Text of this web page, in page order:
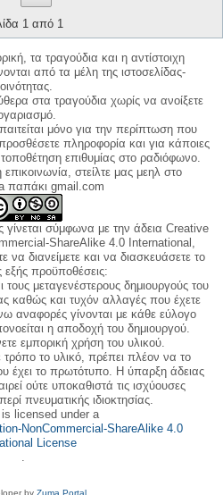
1 από 1
τα τραγούδια και η αντίστοιχη
από τα μέλη της ιστοσελίδας-
στα τραγούδια χωρίς να ανοίξετε
μόνο για την περίπτωση που
πληροφορία και για κάποιες
επιθυμίας στο ραδιόφωνο.
στείλτε μας μεηλ στο
παπάκι gmail.com
γίνεται σύμφωνα με την άδεια Creative
ShareAlike 4.0 International,
διανείμετε και να διασκευάσετε το
εξής προϋποθέσεις:
μεταγενέστερους δημιουργούς του
καθώς και τυχόν αλλαγές που έχετε
αναφορές γίνονται με κάθε εύλογο
η αποδοχή του δημιουργού.
εμπορική χρήση του υλικού.
το υλικό, πρέπει πλέον να το
έχει το πρωτότυπο. Η ύπαρξη άδειας
ούτε υποκαθιστά τις ισχύουσες
πνευματικής ιδιοκτησίας.
licensed under a
NonCommercial-ShareAlike 4.0
License
by Zuma Portal